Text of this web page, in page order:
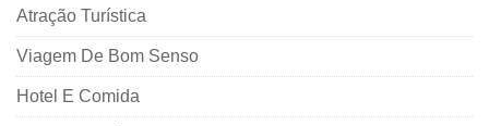
Atração Turística
Viagem De Bom Senso
Hotel E Comida